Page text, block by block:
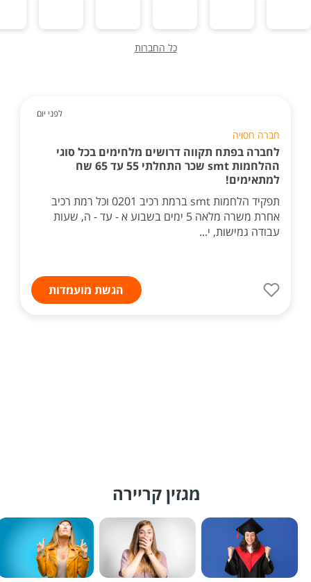
כל החברות
לפני יום
חברה חסויה
לחברה בפתח תקווה דרושים מלחימים בכל סוגי
ההלחמות smt שכר התחלתי 55 עד 65 שח
למתאימים!
תפקיד הלחמות smt ברמת רכיב 0201 וכל רמת רכיב
אחרת משרה מלאה 5 ימים בשבוע א - עד - ה, שעות
עבודה גמישות, י...
הגשת מועמדות
מגזין קריירה